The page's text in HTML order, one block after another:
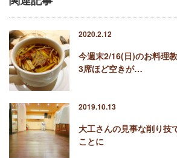
2020.2.12
今週末2/16(日)のお料理
3席ほど空きが…
2019.10.13
大工さんの見事な削り技
ことに